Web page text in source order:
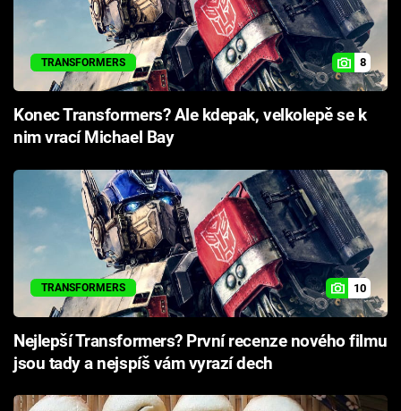
Přihlášení
Sledujte nás
TRANSFORMERS 8
Konec Transformers? Ale kdepak, velkolepě se k
nim vrací Michael Bay
TRANSFORMERS 10
Nejlepší Transformers? První recenze nového filmu
jsou tady a nejspíš vám vyrazí dech